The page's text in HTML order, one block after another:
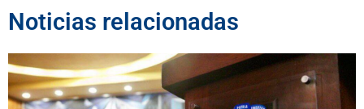
Noticias relacionadas